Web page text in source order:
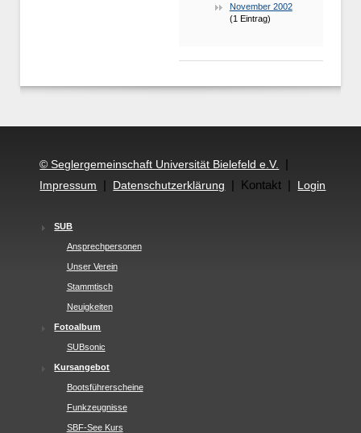
November 2002
(1 Eintrag)
© Seglergemeinschaft Universität Bielefeld e.V. |
Impressum | Datenschutzerklärung | Kontakt | Login
SUB
Ansprechpersonen
Unser Verein
Stammtisch
Neuigkeiten
Fotoalbum
SUBsonic
Kursangebot
Bootsführerscheine
Funkzeugnisse
SBF-See Kurs